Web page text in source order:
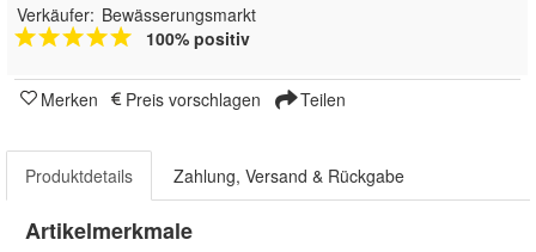
Verkäufer: Bewässerungsmarkt
100% positiv
Merken Preis vorschlagen Teilen
Produktdetails Zahlung, Versand & Rückgabe
Artikelmerkmale